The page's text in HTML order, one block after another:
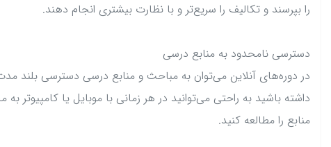
را بپرسند و تکالیف را سریع‌تر و با نظارت بیشتری انجام دهند.
دسترسی نامحدود به منابع درسی
در دوره‌های آنلاین می‌توان به مباحث و منابع درسی دسترسی بلند
داشته باشید به راحتی می‌توانید در هر زمانی با موبایل یا کامپیوتر
منابع را مطالعه کنید.